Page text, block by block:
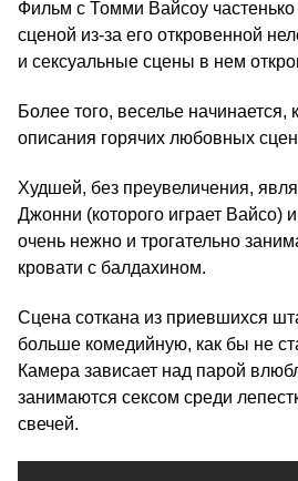
Фильм с Томми Вайсоу
сценой из-за его откровенной
и сексуальные сцены в нем
Более того, веселье начинается,
описания горячих любовных
Худшей, без преувеличения,
Джонни (которого играет Вайсо)
очень нежно и трогательно
кровати с балдахином.
Сцена соткана из приевшихся
больше комедийную, как бы не
Камера зависает над парой
занимаются сексом среди
свечей.